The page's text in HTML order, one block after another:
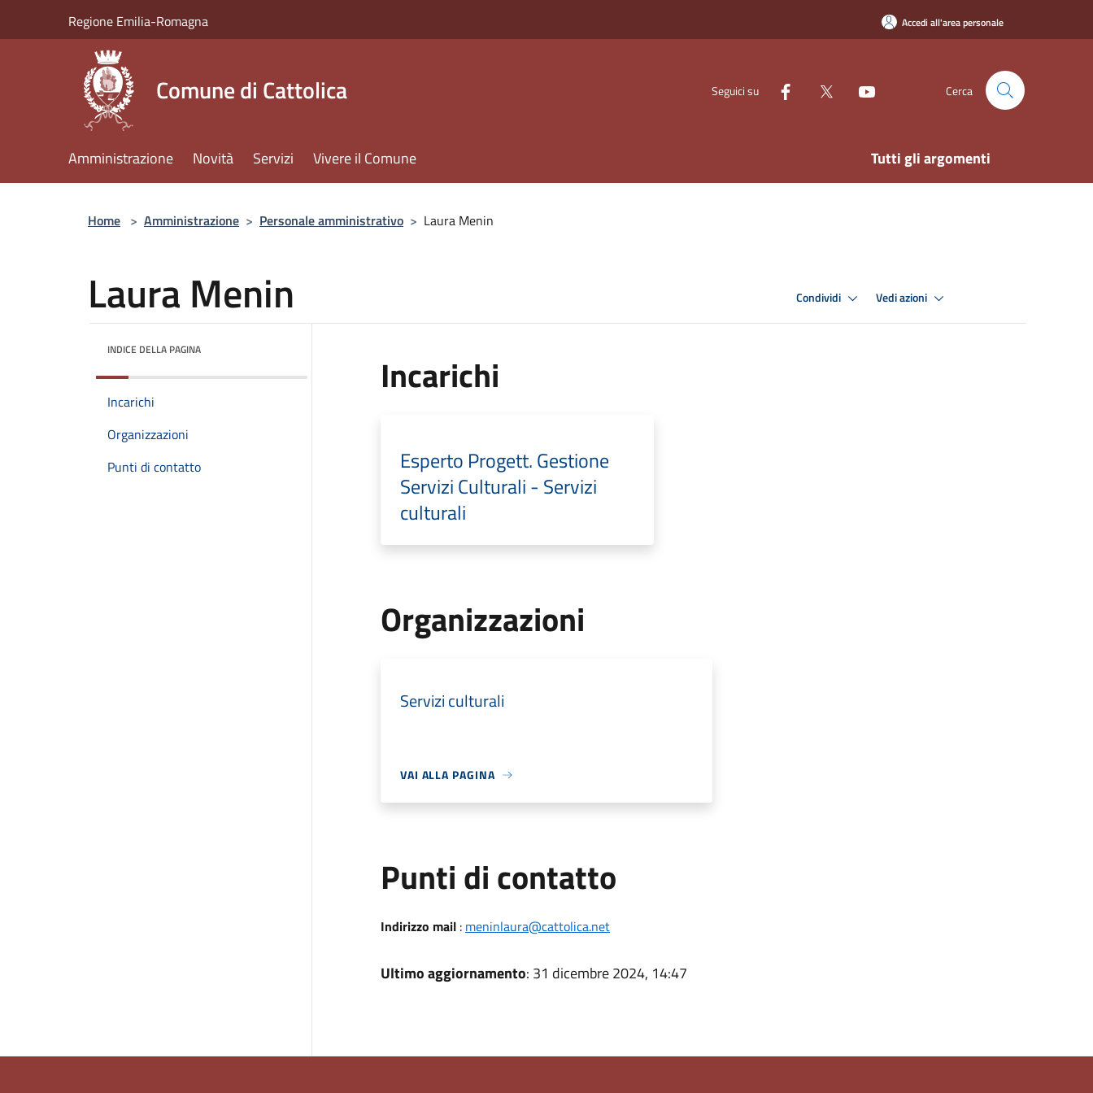
Regione Emilia-Romagna Accedi all'area personale
Comune di Cattolica Seguici su Cerca
Amministrazione Novità Servizi Vivere il Comune Tutti gli argomenti
Home > Amministrazione > Personale amministrativo > Laura Menin
Laura Menin Condividi Vedi azioni
INDICE DELLA PAGINA
Incarichi
Organizzazioni
Punti di contatto
Incarichi
Esperto Progett. Gestione
Servizi Culturali - Servizi
culturali
Organizzazioni
Servizi culturali
VAI ALLA PAGINA
Punti di contatto
Indirizzo mail: meninlaura@cattolica.net
Ultimo aggiornamento: 31 dicembre 2024, 14:47